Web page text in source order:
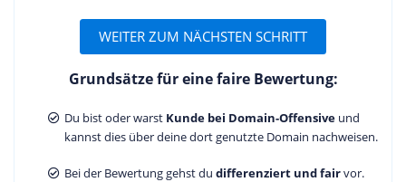
WEITER ZUM NÄCHSTEN SCHRITT
Grundsätze für eine faire Bewertung:
Du bist oder warst Kunde bei Domain-Offensive und
kannst dies über deine dort genutzte Domain nachweisen.
Bei der Bewertung gehst du differenziert und fairvor.